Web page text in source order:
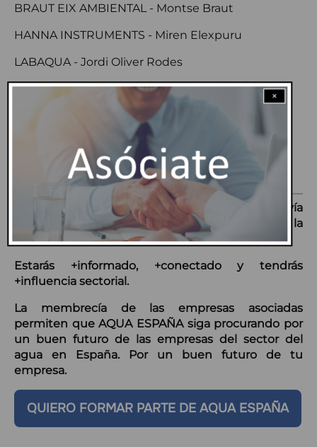
BRAUT EIX AMBIENTAL - Montse Braut
HANNA INSTRUMENTS - Miren Elexpuru
LABAQUA - Jordi Oliver Rodes
PHS SERKONTEN SAU - Roberto Herrero
RITASA - Javier Montalvo
Al frente de la dirección profesional de la patronal
continúa Agustí Ferrer, director general de AQUA
Si tu empresa actúa en el sector del agua y todavía
no es miembro de AQUA ESPAÑA, solicita ahora la
adhesión.
Estarás +informado, +conectado y tendrás
+influencia sectorial.
La membrecía de las empresas asociadas
permiten que AQUA ESPAÑA siga procurando por
un buen futuro de las empresas del sector del
agua en España. Por un buen futuro de tu
empresa.
QUIERO FORMAR PARTE DE AQUA ESPAÑA
×